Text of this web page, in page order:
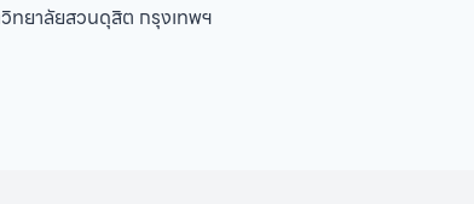
ทยาลัยสวนดุสิต กรุงเทพฯ